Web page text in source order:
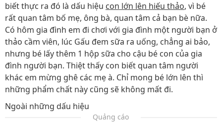
biết thực ra đó là dấu hiệu con lớn lên hiếu thảo, vì bé
rất quan tâm bố mẹ, ông bà, quan tâm cả bạn bè nữa.
Có hôm gia đình em đi chơi với gia đình một người bạn ở
thảo cầm viên, lúc Gấu đem sữa ra uống, chẳng ai bảo,
nhưng bé lấy thêm 1 hộp sữa cho cậu bé con của gia
đình người bạn. Thiệt thấy con biết quan tâm người
khác em mừng ghê các mẹ à. Chỉ mong bé lớn lên thì
những phẩm chất này cũng sẽ không mất đi.
Ngoài những dấu hiệu
Quảng cáo